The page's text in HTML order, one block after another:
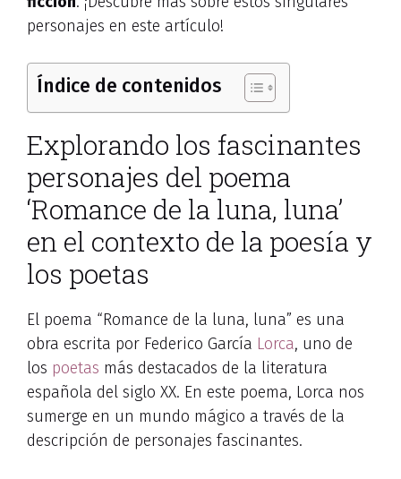
personajes en este artículo!
Índice de contenidos
Explorando los fascinantes
personajes del poema
‘Romance de la luna, luna’
en el contexto de la poesía y
los poetas
El poema “Romance de la luna, luna” es una
obra escrita por Federico García Lorca, uno de
los poetas más destacados de la literatura
española del siglo XX. En este poema, Lorca nos
sumerge en un mundo mágico a través de la
descripción de personajes fascinantes.